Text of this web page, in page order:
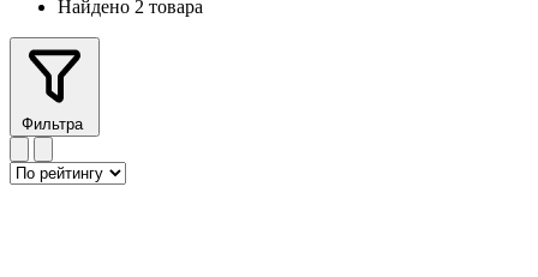
Найдено 2 товара
Фильтра